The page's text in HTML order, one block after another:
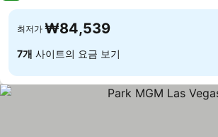
최저가 ₩84,539
7개 사이트의 요금 보기